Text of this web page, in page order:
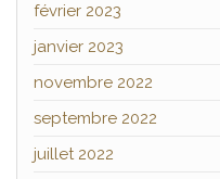
février 2023
janvier 2023
novembre 2022
septembre 2022
juillet 2022